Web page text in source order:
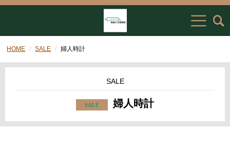
HOME SALE 婦人時計
SALE
婦人時計